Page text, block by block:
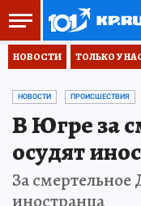
НОВОСТИ ТОЛЬКО У
НОВОСТИ ПРОИСШЕСТВИЯ
В Югре за
осудят
За
иностранца